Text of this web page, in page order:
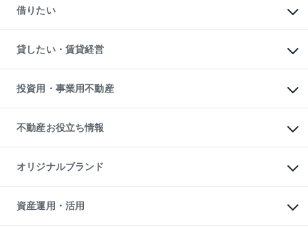
中古一戸建ての購入
不動産購入の流れ
注目キーワード物件特集
購入ガイド
English 繁体中文簡体中文
一戸建ての売却・査定
土地の売却・査定
スピードAI査定
不動産査定について
不動産売却の流れ
不動産買換えの流れ
売却ガイド
借りたい
オフィス・店舗の賃貸
借りるときの流れ
借りるガイド
貸したい・賃貸経営
マンション賃料データ
賃貸管理プラン
リロケーションについて
貸すガイド
投資用・事業用不動産
事業用不動産
マンション投資
投資用マンション
アパート経営
収益物件
ビル購入（ビル一棟）
投資用不動産の売却査定
事業用不動産の売却査定
不動産お役立ち情報
マンションライブラリー
人気マンションランキング
暮らしに役立つ不動産メディア
不動産相場・不動産価格情報
オリジナルブランド
一棟リノベーションマンション
L`GENTE（ルジェンテ）
区分リノベーションマンション
資産運用・活用